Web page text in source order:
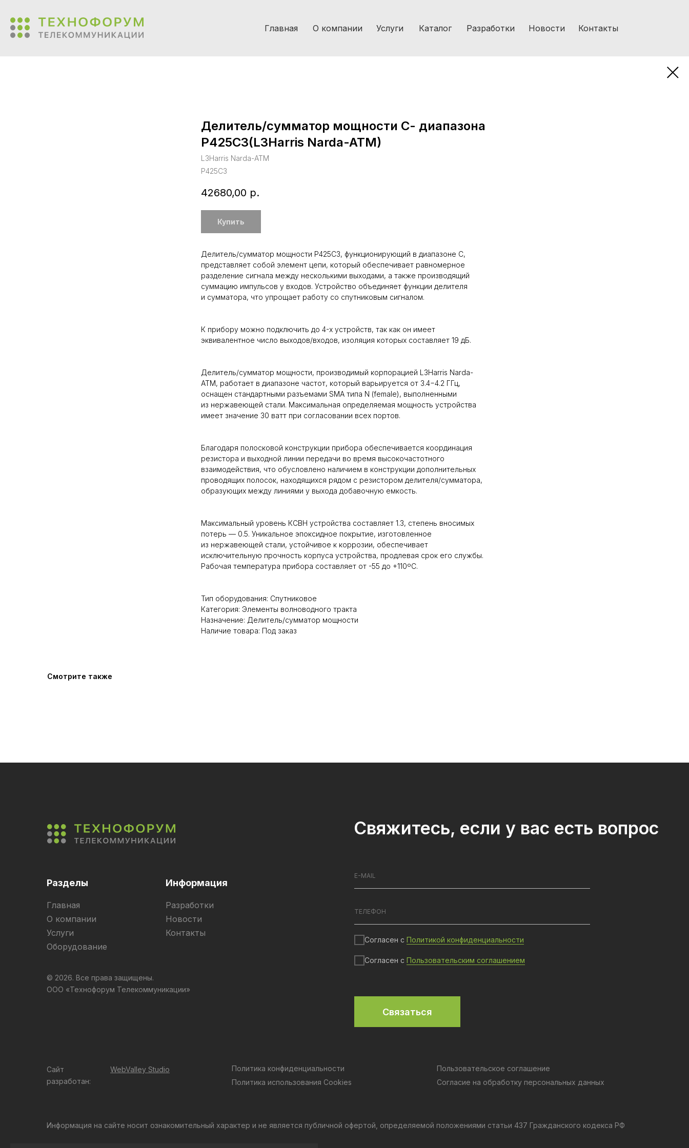
Главная О компании Услуги Каталог Разработки Новости Контакты
Делитель/сумматор мощности С- диапазона
P425C3(L3Harris Narda-ATM)
L3Harris Narda-ATM
P425C3
42680,00 р.
Купить
Делитель/сумматор мощности P425C3, функционирующий в диапазоне C,
представляет собой элемент цепи, который обеспечивает равномерное
разделение сигнала между несколькими выходами, а также производящий
суммацию импульсов у входов. Устройство объединяет функции делителя
и сумматора, что упрощает работу со спутниковым сигналом.
К прибору можно подключить до 4-х устройств, так как он имеет
эквивалентное число выходов/входов, изоляция которых составляет 19 дБ.
Делитель/сумматор мощности, производимый корпорацией L3Harris Narda-
ATM, работает в диапазоне частот, который варьируется от 3.4−4.2 ГГц,
оснащен стандартными разъемами SMA типа N (female), выполненными
из нержавеющей стали. Максимальная определяемая мощность устройства
имеет значение 30 ватт при согласовании всех портов.
Благодаря полосковой конструкции прибора обеспечивается координация
резистора и выходной линии передачи во время высокочастотного
взаимодействия, что обусловлено наличием в конструкции дополнительных
проводящих полосок, находящихся рядом с резистором делителя/сумматора,
образующих между линиями у выхода добавочную емкость.
Максимальный уровень КСВН устройства составляет 1.3, степень вносимых
потерь — 0.5. Уникальное эпоксидное покрытие, изготовленное
из нержавеющей стали, устойчивое к коррозии, обеспечивает
исключительную прочность корпуса устройства, продлевая срок его службы.
Рабочая температура прибора составляет от -55 до +110ºC.
Тип оборудования: Спутниковое
Категория: Элементы волноводного тракта
Назначение: Делитель/сумматор мощности
Наличие товара: Под заказ
Смотрите также
Разделы Информация
Главная
О компании
Услуги
Оборудование
Разработки
Новости
Контакты
Информация на сайте носит ознакомительный характер и не является публичной офертой, определяемой положениями статьи 437 Гражданского кодекса РФ
Политика использования Cookies Согласие на обработку персональных данных
Пользовательское соглашение
Политика конфиденциальности
© 2026. Все права защищены.
ООО «Технофорум Телекоммуникации»
Сайт
разработан:
Согласен с Политикой конфиденциальности
Согласен с Пользовательским соглашением
Связаться
Свяжитесь, если у вас есть вопрос
WebValley Studio